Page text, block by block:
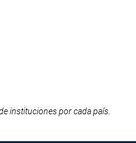
instituciones por cada país.